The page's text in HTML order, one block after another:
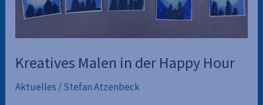
Kreatives Malen in der Happy Hour
Aktuelles /Stefan Atzenbeck